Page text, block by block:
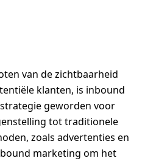
van de zichtbaarheid
klanten, is inbound
geworden voor
tot traditionele
zoals advertenties en
marketing om het